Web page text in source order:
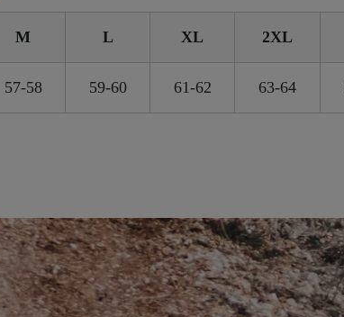
M L XL 2XL
57-58 59-60 61-62 63-64